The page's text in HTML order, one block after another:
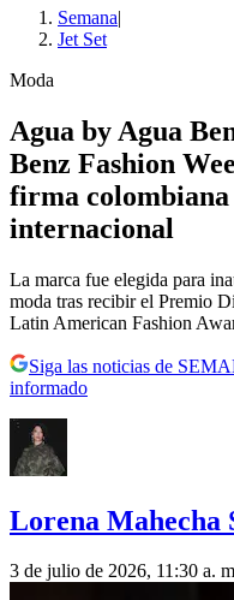
Semana|
Jet Set
Moda
Agua by Agua
Benz Fashion
firma colombiana
internacional
La marca fue elegida para
moda tras recibir el Premio
Latin American Fashion
Siga las noticias de
informado
Lorena Mahecha
3 de julio de 2026, 11:30 a.